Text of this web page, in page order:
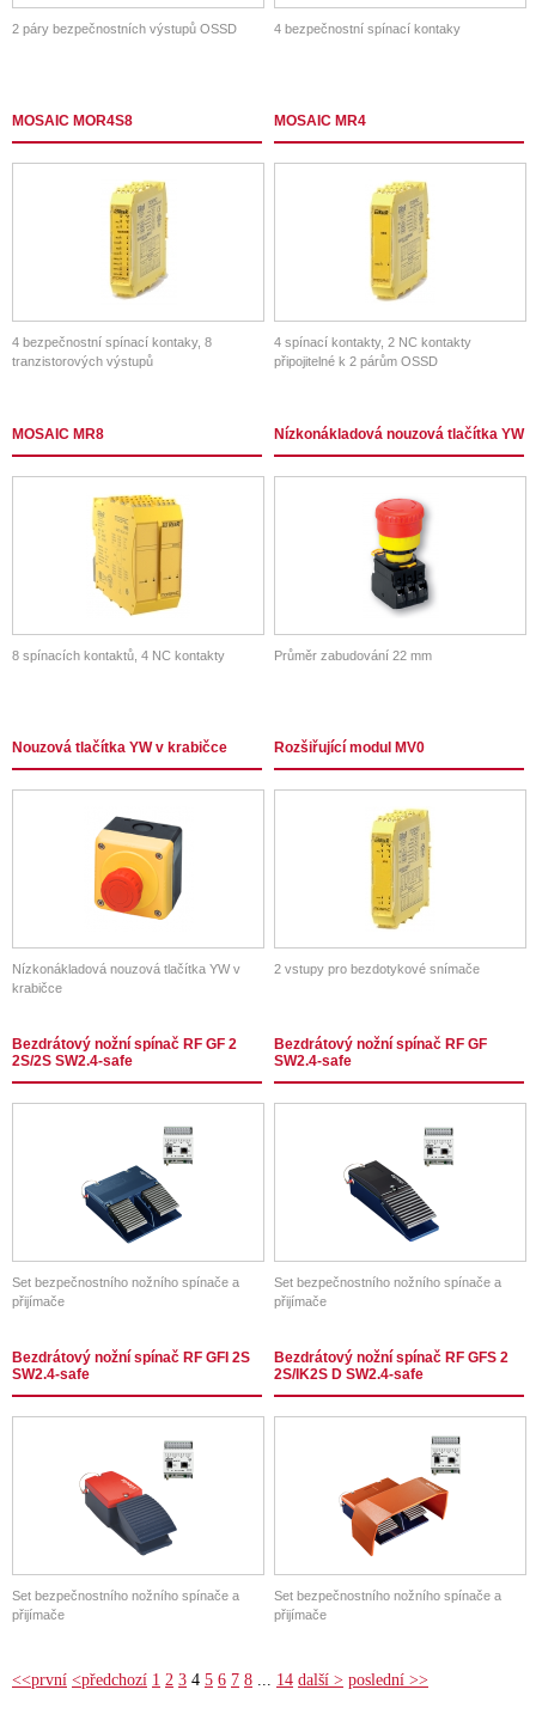
2 páry bezpečnostních výstupů OSSD 4 bezpečnostní spínací kontaky
MOSAIC MOR4S8
4 bezpečnostní spínací kontaky, 8
tranzistorových výstupů
MOSAIC MR4
4 spínací kontakty, 2 NC kontakty
připojitelné k 2 párům OSSD
MOSAIC MR8
8 spínacích kontaktů, 4 NC kontakty
Nízkonákladová nouzová tlačítka YW
Průměr zabudování 22 mm
Nouzová tlačítka YW v krabičce
Nízkonákladová nouzová tlačítka YW v
krabičce
Rozšiřující modul MV0
2 vstupy pro bezdotykové snímače
Bezdrátový nožní spínač RF GF 2
2S/2S SW2.4-safe
Set bezpečnostního nožního spínače a
přijímače
Bezdrátový nožní spínač RF GF
SW2.4-safe
Set bezpečnostního nožního spínače a
přijímače
Bezdrátový nožní spínač RF GFI 2S
SW2.4-safe
Set bezpečnostního nožního spínače a
přijímače
Bezdrátový nožní spínač RF GFS 2
2S/IK2S D SW2.4-safe
Set bezpečnostního nožního spínače a
přijímače
<<první <předchozí 1 2 3 4 5 6 7 8 ... 14 další > poslední >>